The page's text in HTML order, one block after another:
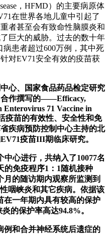
，HFMD）的主要病原体
在世界各地儿童中引起了
者甚至会有致命性脑膜炎和
巨大的威胁。过去的数十年
患者超过600万例，其中死
对EV71安全有效的疫苗获
、国家食品药品检定研究
合作撰写的——Efficacy,
Enterovirus 71 Vaccine in
疫苗的有效性、安全性和免
疾病预防控制中心主持的北
疫苗III期临床研究。
心进行，共纳入了10077名
的免疫程序1：1随机接种
月的随访期内观察所监测到
咽峡炎和其它疾病。依据该
在一年期内具有较高的保护
的保护率高达94.8%。
和合并神经系统后遗症的